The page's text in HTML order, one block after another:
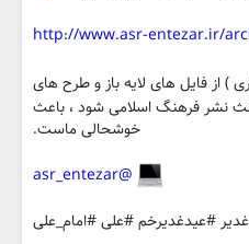
http://www.asr-entezar.ir/
) از فایل های لایه باز و طرح های
نشر فرهنگ اسلامی شود ، باعث
خوشحالی ماست.
@asr_entezar
#عیدغدیرخم #علی #امام_علی